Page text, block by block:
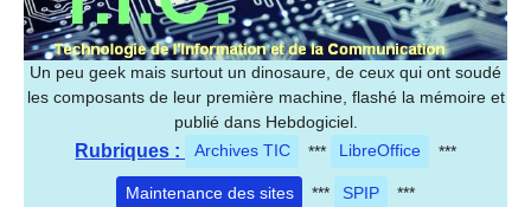
Un peu geek mais surtout un dinosaure, de ceux qui ont soudé
les composants de leur première machine, flashé la mémoire et
publié dans Hebdogiciel.
Rubriques : Archives TIC *** LibreOffice ***
Maintenance des sites *** SPIP ***